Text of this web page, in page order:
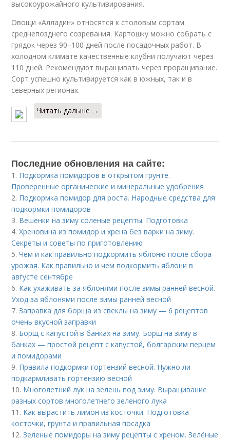
высокоурожайного культивирования.
Овощи «Алладин» относятся к столовым сортам
среднепозднего созревания. Картошку можно собрать с
грядок через 90–100 дней после посадочных работ. В
холодном климате качественные клубни получают через
110 дней. Рекомендуют выращивать через проращивание.
Сорт успешно культивируется как в южных, так и в
северных регионах.
Читать дальше →
Последние обновления на сайте:
1. Подкормка помидоров в открытом грунте.
Проверенные органические и минеральные удобрения
2. Подкормка помидор для роста. Народные средства для
подкормки помидоров
3. Вешенки на зиму соленые рецепты. Подготовка
4.Хреновина из помидор и хрена без варки на зиму.
Секреты и советы по приготовлению
5.Чем и как правильно подкормить яблоню после сбора
урожая. Как правильно и чем подкормить яблони в
августе сентябре
6. Как ухаживать за яблонями после зимы ранней весной.
Уход за яблонями после зимы ранней весной
7.Заправка для борща из свеклы на зиму — 6 рецептов
очень вкусной заправки
8. Борщ с капустой в банках на зиму. Борщ на зиму в
банках — простой рецепт с капустой, болгарским перцем
и помидорами
9. Правила подкормки гортензий весной. Нужно ли
подкармливать гортензию весной
10. Многолетний лук на зелень под зиму. Выращивание
разных сортов многолетнего зеленого лука
11. Как вырастить лимон из косточки. Подготовка
косточки, грунта и правильная посадка
12.Зеленые помидоры на зиму рецепты с хреном. Зелёные